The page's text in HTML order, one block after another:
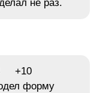
не раз.
+10
форму